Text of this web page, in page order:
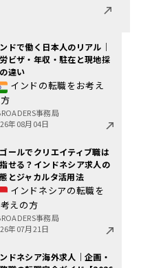
ドで働く日本人のリアル｜
ビザ・年収・駐在と現地採
違い
インドの転職をお考え
事務局
年08月04日
ールでクリエイティブ職は
せる？インドネシア求人の
とジャカルタ活用法
インドネシアの転職を
えの方
事務局
年07月21日
ドネシア海外求人｜企画・